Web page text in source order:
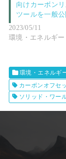
向けカーボン
ツールを一般公
2023/05/11
環境・エネルギー
環境・エネルギ
カーボンオフセ
ソリッド・ワー